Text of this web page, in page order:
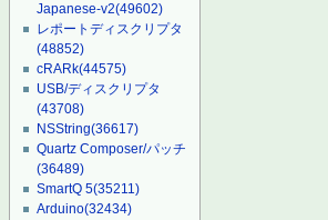
Japanese-v2(49602)
レポートディスクリプタ
(48852)
cRARk(44575)
USB/ディスクリプタ
(43708)
NSString(36617)
Quartz Composer/パッチ
(36489)
SmartQ 5(35211)
Arduino(32434)